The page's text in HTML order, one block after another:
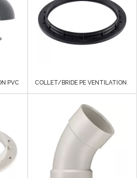
PVC COLLET/BRIDE PE VENTILATION